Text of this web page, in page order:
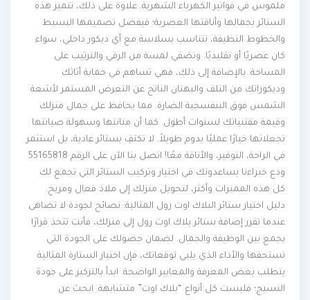
ملموس في فواتير الكهرباء الشهرية. علاوة على ذلك، تتميز هذه
الستائر بجمالها وأناقتها العصرية؛ فبفضل تصميمها البسيط
والخطوط النظيفة، تتناسب بسلاسة مع أي ديكور داخلي، سواء
كان عصريًا أو تقليديًا. وتضفي لمسة من الرقي والترتيب على
المساحة. بالإضافة إلى ذلك، فهي تساهم في حماية أثاثك
وديكوراتك من التلف والبهتان الناتج عن التعرض المستمر لأشعة
الشمس فوق البنفسجية الضارة. مما يحافظ على جمال منزلك
وقيمة مقتنياتك لسنوات أطول. كما أن متانتها وسهولة صيانتها
تجعلانها خيارًا عمليًا يدوم طويلاً. لا تكتفِ بستائر عادية، بل استثمر
في الراحة، التوفير، والأناقة معًا! اتصل بنا الآن على الرقم 55165818
ودع خبراءنا يساعدونك في اختيار وتركيب الستائر التي تجمع لك
كل هذه المميزات وأكثر، لتحويل منزلك إلى ملاذ فعال ومريح.
دليل اختيار ستائر البلاك اوت رول المثالية: نصائح لجودة لا تضاهى
عندما تقرر إضافة ستائر بلاك اوت رول إلى منزلك، فأنت تتخذ قرارًا
يجمع بين الوظيفة والجمال. لضمان حصولك على الجودة التي
تستحقها والأداء الذي يلبي توقعاتك، فإن اختيار الستارة المثالية
يتطلب بعض المعرفة والمعايير الواضحة. ابدأ بالتركيز على جودة
النسيج؛ فليست كل أنواع “بلاك اوت” متشابهة. ابحث عن